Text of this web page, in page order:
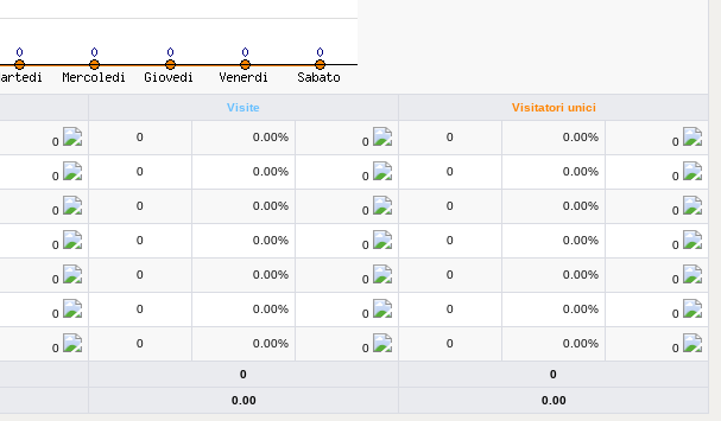
Visite Visitatori unici
0 0 0.00% 0 0 0.00% 0
0 0 0.00% 0 0 0.00% 0
0 0 0.00% 0 0 0.00% 0
0 0 0.00% 0 0 0.00% 0
0 0 0.00% 0 0 0.00% 0
0 0 0.00% 0 0 0.00% 0
0 0 0.00% 0 0 0.00%
0
0
0
0.00 0.00